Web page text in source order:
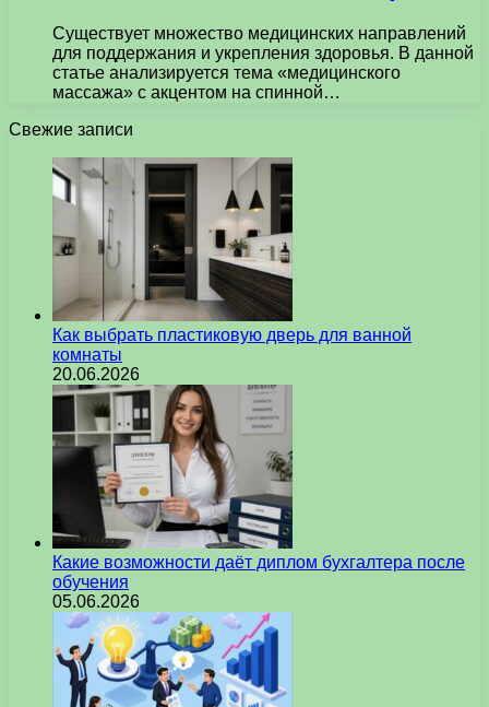
Существует множество медицинских направлений
для поддержания и укрепления здоровья. В данной
статье анализируется тема «медицинского
массажа» с акцентом на спинной…
Свежие записи
Как выбрать пластиковую дверь для ванной
комнаты
20.06.2026
Какие возможности даёт диплом бухгалтера после
обучения
05.06.2026